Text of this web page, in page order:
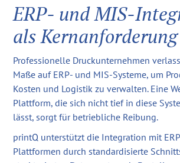
ERP- und MIS-
als Kernanforderung
Professionelle Druckunternehmen
Maße auf ERP- und MIS-Systeme, um
Kosten und Logistik zu verwalten. Eine
Plattform, die sich nicht tief in diese
lässt, sorgt für betriebliche Reibung.
printQ unterstützt die Integration mit
Plattformen durch standardisierte